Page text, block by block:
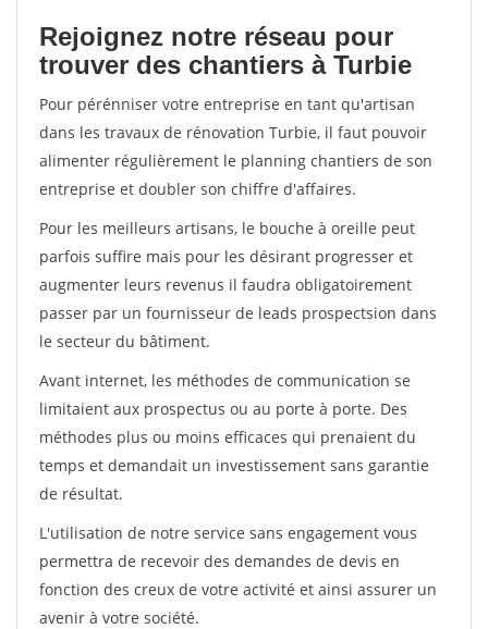
Rejoignez notre réseau pour
trouver des chantiers à Turbie
Pour pérénniser votre entreprise en tant qu'artisan
dans les travaux de rénovation Turbie, il faut pouvoir
alimenter régulièrement le planning chantiers de son
entreprise et doubler son chiffre d'affaires.
Pour les meilleurs artisans, le bouche à oreille peut
parfois suffire mais pour les désirant progresser et
augmenter leurs revenus il faudra obligatoirement
passer par un fournisseur de leads prospectsion dans
le secteur du bâtiment.
Avant internet, les méthodes de communication se
limitaient aux prospectus ou au porte à porte. Des
méthodes plus ou moins efficaces qui prenaient du
temps et demandait un investissement sans garantie
de résultat.
L'utilisation de notre service sans engagement vous
permettra de recevoir des demandes de devis en
fonction des creux de votre activité et ainsi assurer un
avenir à votre société.